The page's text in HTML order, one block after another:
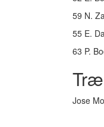
59 N.
55 E.
63 P.
Jose